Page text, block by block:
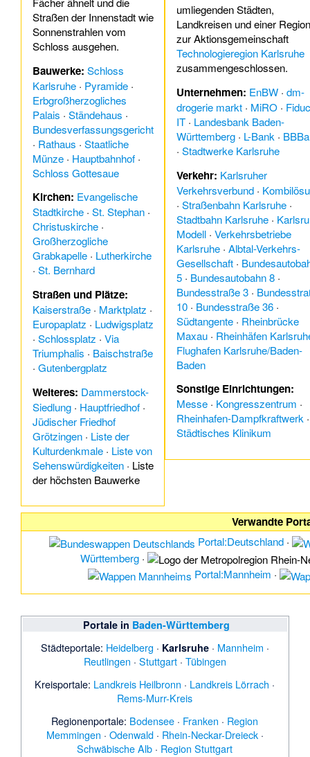
Straßen der Innenstadt wie
Sonnenstrahlen vom
Schloss ausgehen.
Bauwerke: Schloss
Karlsruhe· Pyramide·
Erbgroßherzogliches
Palais · Ständehaus ·
Bundesverfassungsgericht
· Rathaus · Staatliche
Münze· Hauptbahnhof·
Schloss Gottesaue
Kirchen: Evangelische
Stadtkirche· St. Stephan·
Christuskirche·
Großherzogliche
Grabkapelle· Lutherkirche
· St. Bernhard
Straßen und Plätze:
Kaiserstraße· Marktplatz ·
Europaplatz · Ludwigsplatz
· Schlossplatz · Via
Triumphalis · Baischstraße
· Gutenbergplatz
Weiteres: Dammerstock-
Siedlung· Hauptfriedhof·
Jüdischer Friedhof
Grötzingen· Liste der
Kulturdenkmale· Liste von
Sehenswürdigkeiten· Liste
der höchsten Bauwerke
umliegenden Städten,
Landkreisen und einer Region
zur Aktionsgemeinschaft
Technologieregion Karlsruhe
zusammengeschlossen.
Unternehmen: EnBW· dm-
drogerie markt· MiRO·
IT· Landesbank Baden-
Württemberg· L-Bank ·
· Stadtwerke Karlsruhe
Verkehr: Karlsruher
Verkehrsverbund·
· Straßenbahn Karlsruhe·
Stadtbahn Karlsruhe·
Modell· Verkehrsbetriebe
Karlsruhe· Albtal-Verkehrs-
Gesellschaft·
5· Bundesautobahn 8·
Bundesstraße 3·
10· Bundesstraße 36·
Südtangente· Rheinbrücke
Maxau· Rheinhäfen
Flughafen Karlsruhe/Baden-
Baden
Sonstige Einrichtungen:
Messe· Kongresszentrum ·
Rheinhafen-Dampfkraftwerk·
Städtisches Klinikum
Verwandte
Portal:Deutschland·
Württemberg ·
Portal:Mannheim ·
Portale in Baden-Württemberg
Städteportale: Heidelberg · Karlsruhe· Mannheim ·
Reutlingen · Stuttgart· Tübingen
Kreisportale: Landkreis Heilbronn · Landkreis Lörrach ·
Rems-Murr-Kreis
Regionenportale: Bodensee · Franken · Region
Memmingen · Odenwald· Rhein-Neckar-Dreieck·
Schwäbische Alb · Region Stuttgart